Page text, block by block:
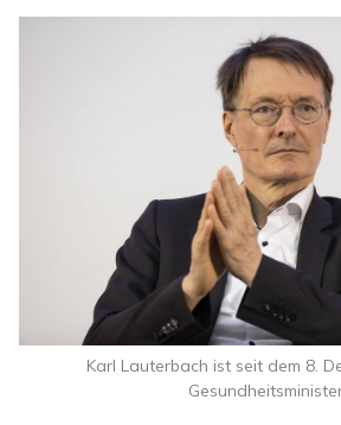
Karl Lauterbach ist seit dem 8.